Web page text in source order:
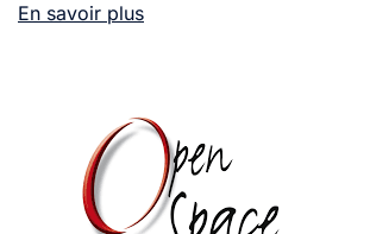
En savoir plus